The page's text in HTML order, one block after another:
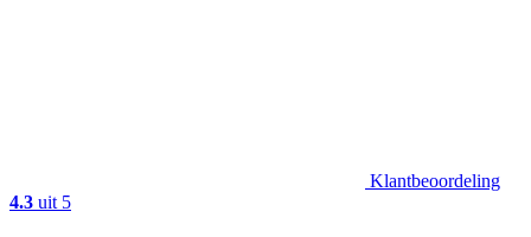
Klantbeoordeling
4.3 uit 5